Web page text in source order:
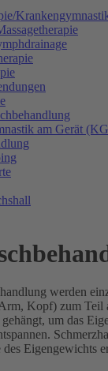
am Gerät
werden
Kopf) zum Teil
um das
Eigengewichts